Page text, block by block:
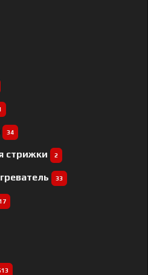
34
стрижки 2
33